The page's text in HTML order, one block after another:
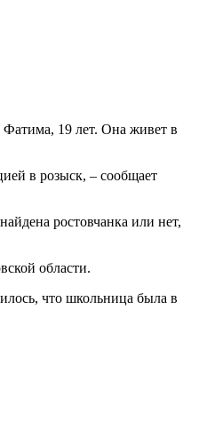
Фатима, 19 лет. Она живет в
в розыск, – сообщает
ростовчанка или нет,
области.
что школьница была в